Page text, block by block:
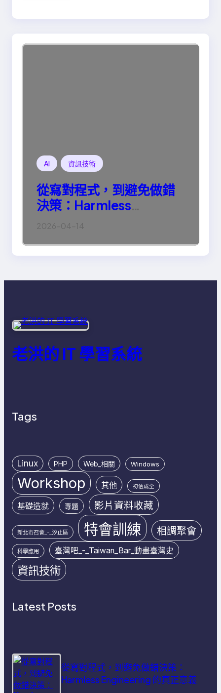
AI 資訊技術
從寫對程式，到避免做錯
決策：Harmless
Engineering 的真正意義
2026-04-14
老洪的 IT 學習系統
Tags
Linux PHP Web_相關 Windows
Workshop 其他 初信成全
基礎造就 專題 影片資料收藏
新北市召會_-_汐止區 特會訓練 相調聚會
科學應用 臺灣吧_-_Taiwan_Bar_動畫臺灣史
資訊技術
Latest Posts
從寫對程式，到避免做錯決策：
Harmless Engineering 的真正意義